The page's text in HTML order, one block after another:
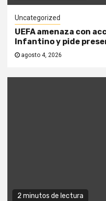
Uncategorized
UEFA amenaza con
Infantino y pide
agosto 4, 2026
2 minutos de lectura